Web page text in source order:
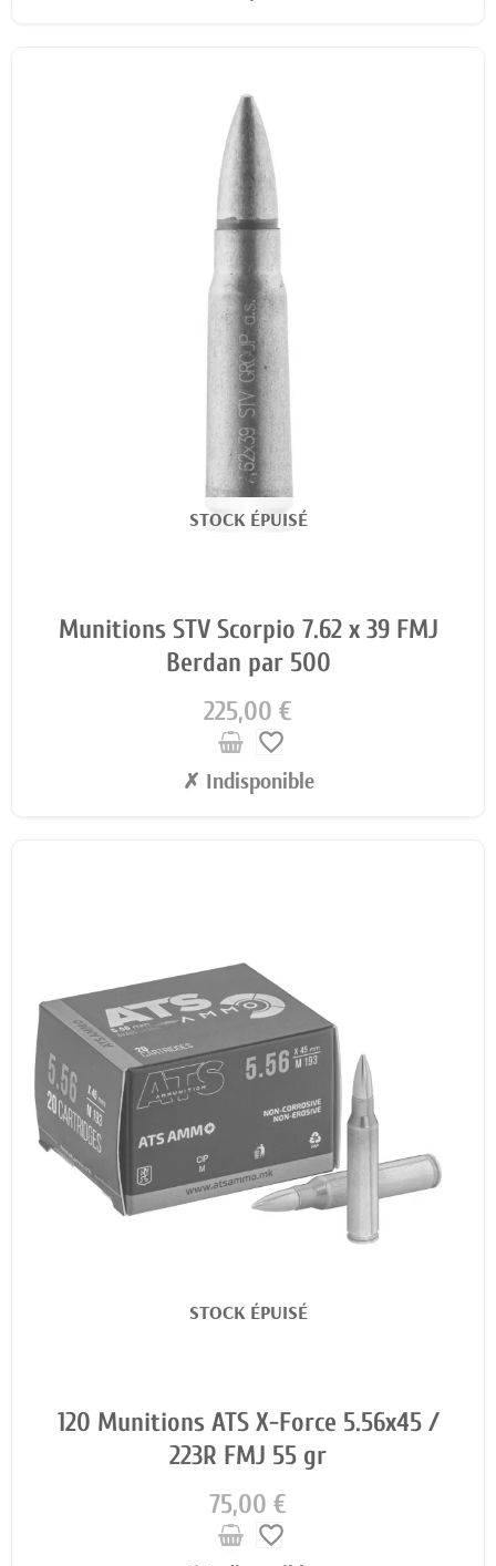
STOCK ÉPUISÉ
Munitions STV Scorpio 7.62 x 39 FMJ
Berdan par 500
225,00 €
favorite_border
✗ Indisponible
STOCK ÉPUISÉ
120 Munitions ATS X-Force 5.56x45 /
223R FMJ 55 gr
75,00 €
favorite_border